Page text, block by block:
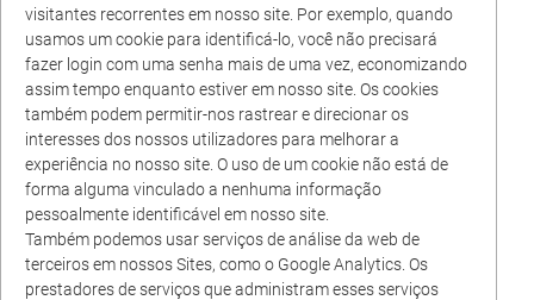
visitantes recorrentes em nosso site. Por exemplo, quando
usamos um cookie para identificá-lo, você não precisará
fazer login com uma senha mais de uma vez, economizando
assim tempo enquanto estiver em nosso site. Os cookies
também podem permitir-nos rastrear e direcionar os
interesses dos nossos utilizadores para melhorar a
experiência no nosso site. O uso de um cookie não está de
forma alguma vinculado a nenhuma informação
pessoalmente identificável em nosso site.
Também podemos usar serviços de análise da web de
terceiros em nossos Sites, como o Google Analytics. Os
prestadores de serviços que administram esses serviços